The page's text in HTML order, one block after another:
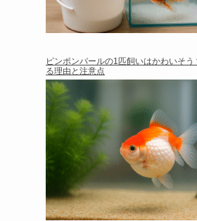
ピンポンパールの1匹飼いはかわいそう
る理由と注意点